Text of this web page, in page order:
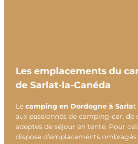
Les emplacements du
de Sarlat-la-Canéda
Le camping en Dordogne à Sarlat
aux passionnés de camping-car, de
adeptes de séjour en tente. Pour
dispose d’emplacements